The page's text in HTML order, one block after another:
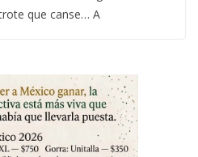
que canse… A